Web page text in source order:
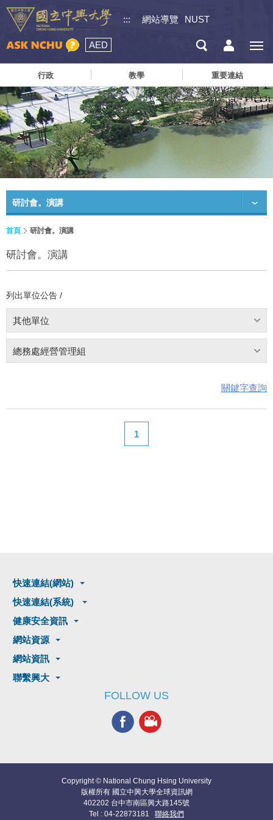
::: 網站導覽 NUST
AED
行政 教學 重要連結
研討會。演講
首頁 研討會。演講
研討會。演講
列出單位公告 /
其他單位
總務處經營管理組
關鍵字查詢
1
快速連結(網站)
快速連結(系統)
健康安全資訊
網站資源
網站資訊
聯繫興大
FOLLOW US
Copyright © National Chung Hsing University
版權所有 國立中興大學全球資訊網
402202 台中市南區興大路145號
Tel : 04-22873181 聯絡我們